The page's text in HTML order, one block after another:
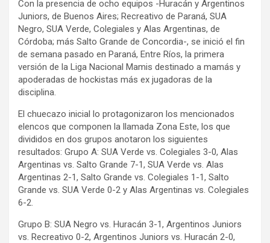
Con la presencia de ocho equipos -Huracán y Argentinos
Juniors, de Buenos Aires; Recreativo de Paraná, SUA
Negro, SUA Verde, Colegiales y Alas Argentinas, de
Córdoba; más Salto Grande de Concordia-, se inició el fin
de semana pasado en Paraná, Entre Ríos, la primera
versión de la Liga Nacional Mamis destinado a mamás y
apoderadas de hockistas más ex jugadoras de la
disciplina.
El chuecazo inicial lo protagonizaron los mencionados
elencos que componen la llamada Zona Este, los que
divididos en dos grupos anotaron los siguientes
resultados: Grupo A: SUA Verde vs. Colegiales 3-0, Alas
Argentinas vs. Salto Grande 7-1, SUA Verde vs. Alas
Argentinas 2-1, Salto Grande vs. Colegiales 1-1, Salto
Grande vs. SUA Verde 0-2 y Alas Argentinas vs. Colegiales
6-2.
Grupo B: SUA Negro vs. Huracán 3-1, Argentinos Juniors
vs. Recreativo 0-2, Argentinos Juniors vs. Huracán 2-0,